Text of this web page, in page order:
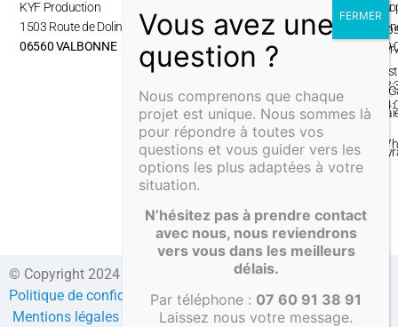
KYF Production
1503 Route de Dolines,
06560 VALBONNE
au
&
© Copyright 2024 Direct-fosses.com Tous droits réservés –
Politique de confidentialité –Formulaire de contact– CGV
Mentions légales
Compte client
Nous comprenons que chaque
projet est unique. Nous sommes là
pour répondre à toutes vos
questions et vous guider vers les
options les plus adaptées à votre
situation.
N’hésitez pas à prendre contact
avec nous, nous reviendrons
vers vous dans les meilleurs
délais.
Par téléphone : 07 60 91 38 91
Laissez nous votre message.